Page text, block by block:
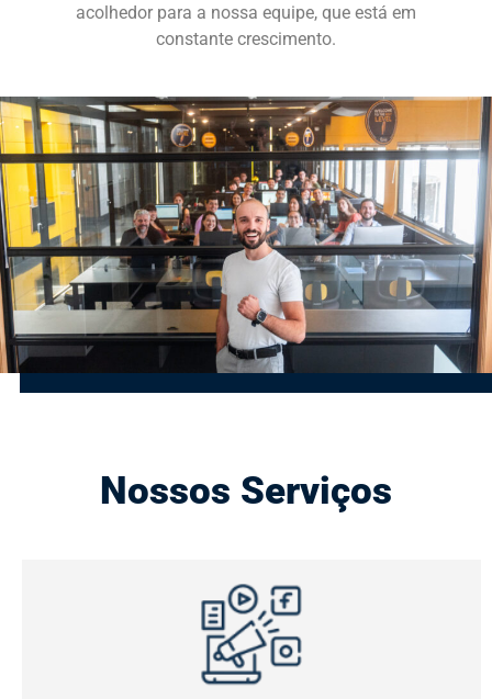
acolhedor para a nossa equipe, que está em
constante crescimento.
Nossos Serviços
Gestão de Redes Sociais
Otimizamos resultados! Fazemos o planejamento,